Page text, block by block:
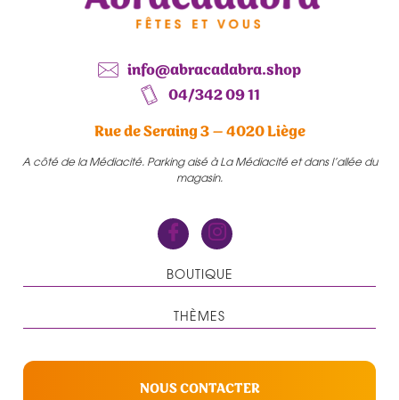
info@abracadabra.shop
04/342 09 11
Rue de Seraing 3 – 4020 Liège
A côté de la Médiacité. Parking aisé à La Médiacité et dans l’allée du
magasin.
BOUTIQUE
THÈMES
NOUS CONTACTER